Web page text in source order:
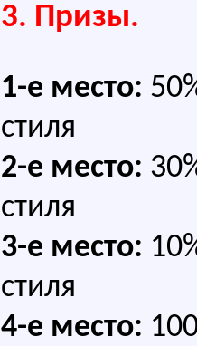
3. Призы.
1-е место:
стиля
2-е место:
стиля
3-е место:
стиля
4-е место: